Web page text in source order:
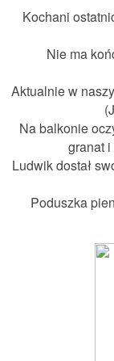
Kochani
Nie ma
Aktualnie w
Na balkonie
granat
Ludwik dostał
Poduszka